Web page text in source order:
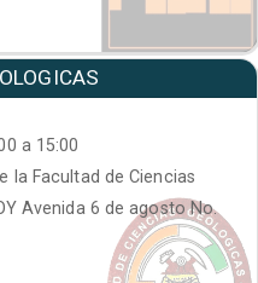
a 15:00
la Facultad de Ciencias
Avenida 6 de agosto No.